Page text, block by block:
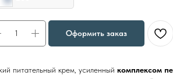
Оформить заказ
питательный крем, усиленный комплексом